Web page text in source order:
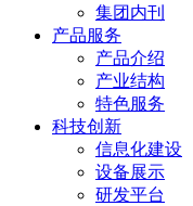
集团内刊
产品服务
产品介绍
产业结构
特色服务
科技创新
信息化建设
设备展示
研发平台